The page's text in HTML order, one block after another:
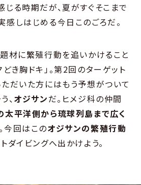
る時期だが、夏がすぐそこまで
しはじめる今日このごろだ。
材に繁殖行動を追いかけること
き胸ドキ」。第2回のターゲット
だいた方にはもう予想がついて
、 オジサンだ。ヒメジ科の仲間
太平洋側から琉球列島まで広く
。今回はこのオジサンの繁殖行動
ダイビングへ出かけよう。